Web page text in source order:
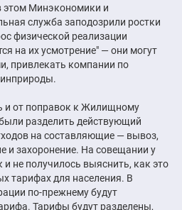
этом Минэкономики и
служба заподозрили ростки
физической реализации
на их усмотрение" — они могут
привлекать компании по
и от поправок к Жилищному
разделить действующий
на составляющие — вывоз,
и захоронение. На совещании у
не получилось выяснить, как это
тарифах для населения. В
по-прежнему будут
Тарифы будут разделены,